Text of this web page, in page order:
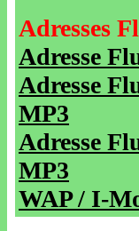
Adresses
Adresse
Adresse
MP3
Adresse
MP3
WAP / I-